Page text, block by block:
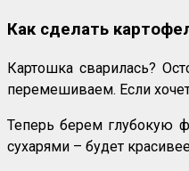
Как сделать
Картошка сварилась?
перемешиваем. Если
Теперь берем глубокую
сухарями – будет